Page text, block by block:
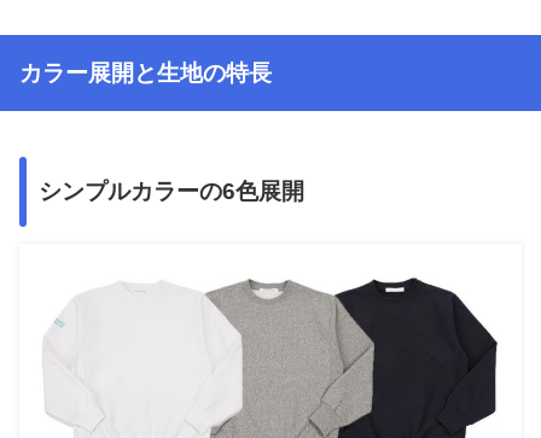
カラー展開と生地の特長
シンプルカラーの6色展開